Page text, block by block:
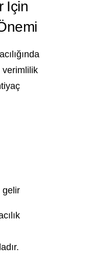
İçin
verimlilik
gelir